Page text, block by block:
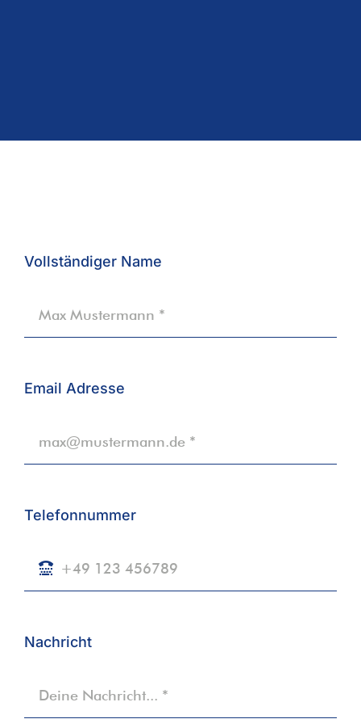
Vollständiger Name
Email Adresse
Telefonnummer
Nachricht